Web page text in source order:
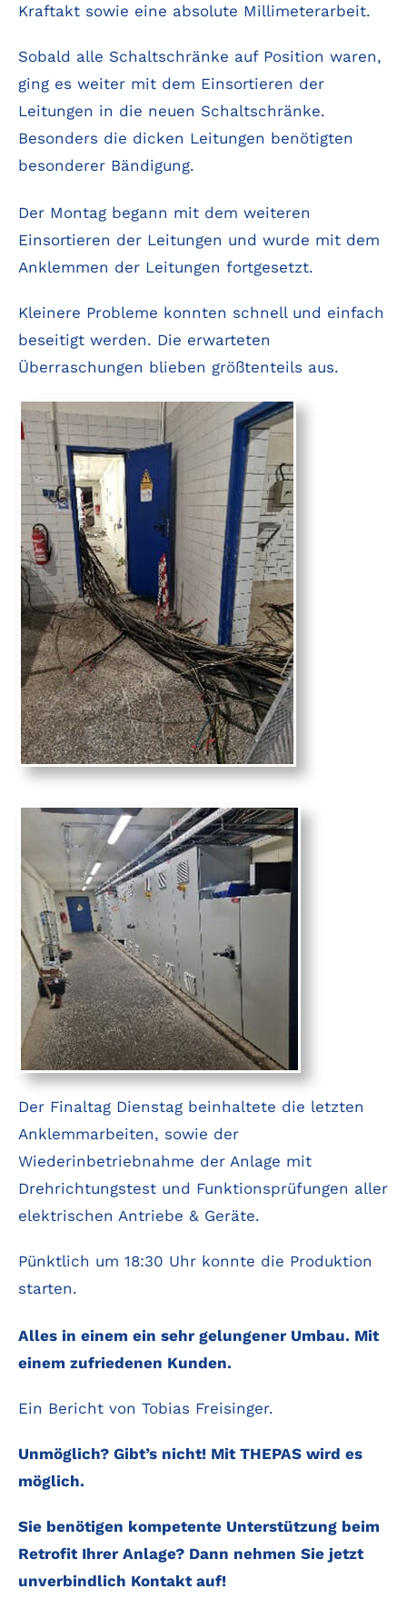
Kraftakt sowie eine absolute Millimeterarbeit.
Sobald alle Schaltschränke auf Position waren,
ging es weiter mit dem Einsortieren der
Leitungen in die neuen Schaltschränke.
Besonders die dicken Leitungen benötigten
besonderer Bändigung.
Der Montag begann mit dem weiteren
Einsortieren der Leitungen und wurde mit dem
Anklemmen der Leitungen fortgesetzt.
Kleinere Probleme konnten schnell und einfach
beseitigt werden. Die erwarteten
Überraschungen blieben größtenteils aus.
Der Finaltag Dienstag beinhaltete die letzten
Anklemmarbeiten, sowie der
Wiederinbetriebnahme der Anlage mit
Drehrichtungstest und Funktionsprüfungen aller
elektrischen Antriebe & Geräte.
Pünktlich um 18:30 Uhr konnte die Produktion
starten.
Alles in einem ein sehr gelungener Umbau. Mit
einem zufriedenen Kunden.
Ein Bericht von Tobias Freisinger.
Unmöglich? Gibt’s nicht! Mit THEPAS wird es
möglich.
Sie benötigen kompetente Unterstützung beim
Retrofit Ihrer Anlage? Dann nehmen Sie jetzt
unverbindlich Kontakt auf!